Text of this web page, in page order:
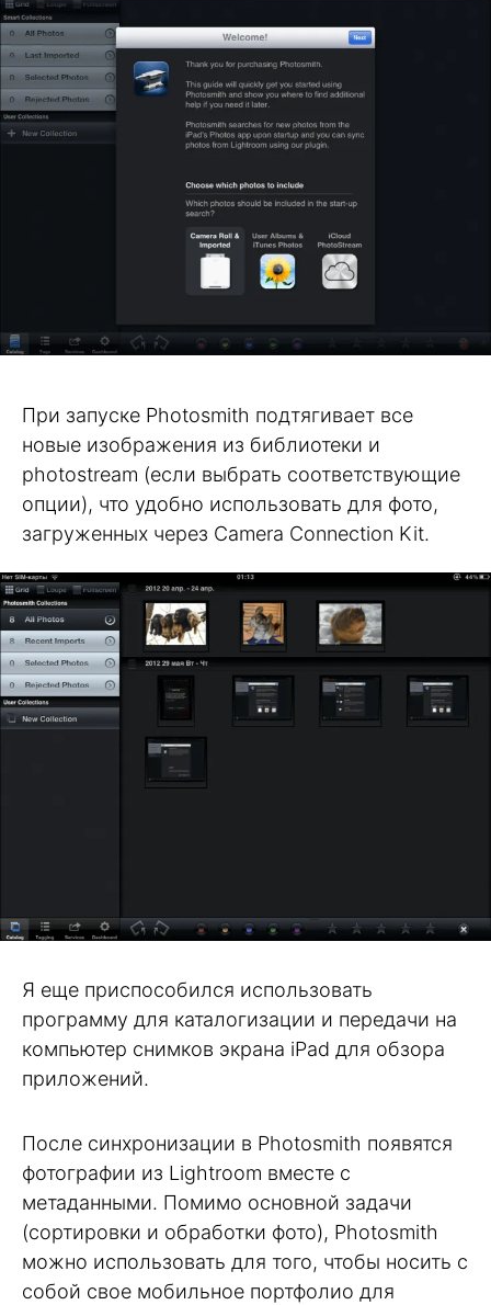
При запуске Photosmith подтягивает все
новые изображения из библиотеки и
photostream (если выбрать соответствующие
опции), что удобно использовать для фото,
загруженных через Camera Connection Kit.
Я еще приспособился использовать
программу для каталогизации и передачи на
компьютер снимков экрана iPad для обзора
приложений.
После синхронизации в Photosmith появятся
фотографии из Lightroom вместе с
метаданными. Помимо основной задачи
(сортировки и обработки фото), Photosmith
можно использовать для того, чтобы носить с
собой свое мобильное портфолио для